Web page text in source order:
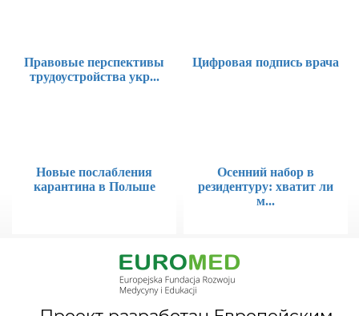
Правовые перспективы
трудоустройства укр...
Цифровая подпись врача
Новые послабления
карантина в Польше
Осенний набор в
резидентуру: хватит ли
м...